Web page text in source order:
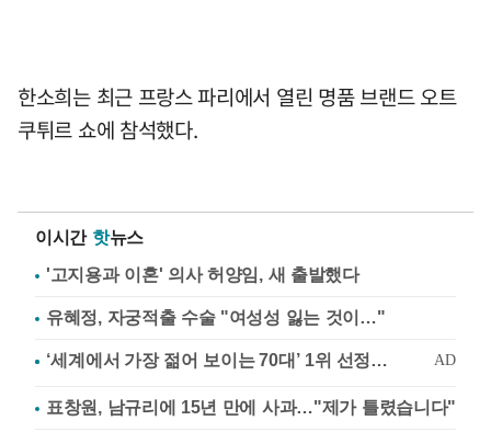
한소희는 최근 프랑스 파리에서 열린 명품 브랜드 오트
쿠튀르 쇼에 참석했다.
이시간 핫뉴스
'고지용과 이혼' 의사 허양임, 새 출발했다
유혜정, 자궁적출 수술 "여성성 잃는 것이…"
표창원, 남규리에 15년 만에 사과…"제가 틀렸습니다"